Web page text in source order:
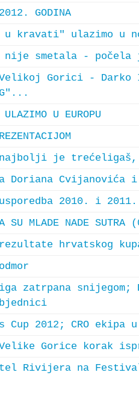
GODINA
u kravati" ulazimo u
nije smetala - počela
Velikoj Gorici -
ULAZIMO U EUROPU
najbolji je
Doriana Cvijanovića i
2010. i 2011.
SU MLADE NADE
hrvatskog
zatrpana
Cup 2012; CRO ekipa
Gorice korak
Rivijera na